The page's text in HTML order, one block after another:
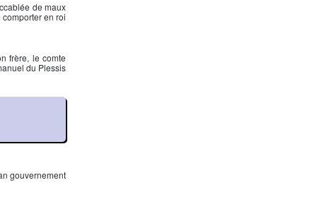
de maux
comporter en roi
frère, le comte
du Plessis
gouvernement